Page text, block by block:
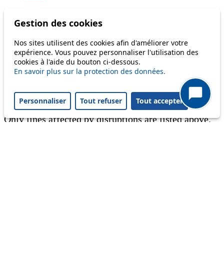
Status
Information
Ongoing disruption
Reset filters
Only lines affected by disruptions are listed above.
Gestion des cookies
Nos sites utilisent des cookies afin d'améliorer votre
expérience. Vous pouvez personnaliser l'utilisation des
cookies à l'aide du bouton ci-dessous.
En savoir plus sur la protection des données.
Personnaliser Tout refuser Tout accepter